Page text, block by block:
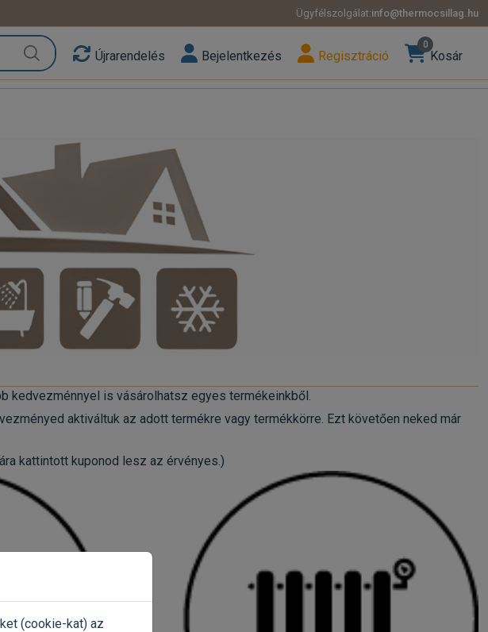
Ügyfélszolgálat:info@thermocsillag.hu
Újrarendelés Bejelentkezés Regisztráció
0
Kosár
kedvezménnyel is vásárolhatsz egyes termékeinkből.
aktiváltuk az adott termékre vagy termékkörre. Ezt követően neked már
kattintott kuponod lesz az érvényes.)
(cookie-kat) az